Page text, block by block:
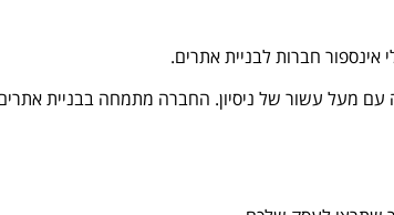
אינספור חברות לבניית אתרים.
מעל עשור של ניסיון. החברה מתמחה בבניית